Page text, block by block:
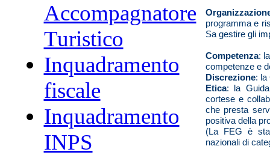
Accompagnatore
Turistico
Inquadramento
fiscale
Inquadramento
INPS
programma e
Sa gestire gli
Competenza:
competenze e
Discrezione: la
Etica: la
cortese e
che presta
positiva della
(La FEG è
nazionali di